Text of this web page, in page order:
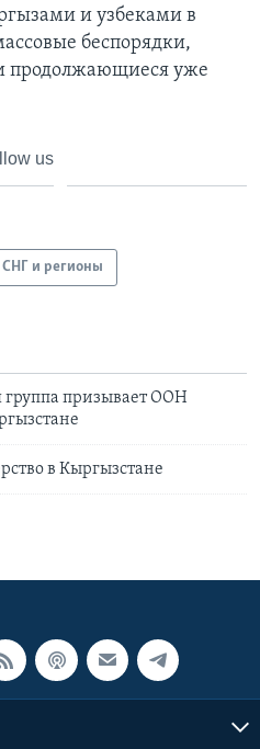
и узбеками в
беспорядки,
продолжающиеся уже
us
СНГ и регионы
призывает ООН
в Кыргызстане